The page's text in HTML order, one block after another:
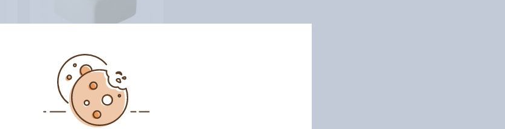
SWEETICING LUKIER
PLASTYCZNY BIAŁY 250G
cena:13,51 zł
DO KOSZYKA